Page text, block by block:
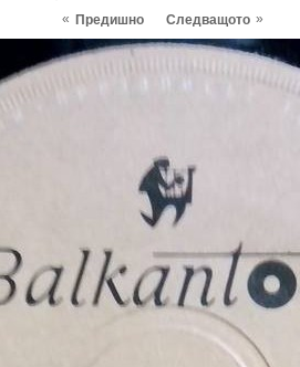
« Предишно Следващото »